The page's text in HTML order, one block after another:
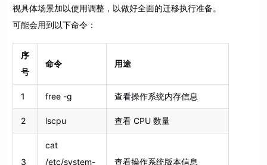
视具体场景加以使用调整，以做好全面的迁移执行准备。
可能会用到以下命令：
序
号
命令 用途
1 free -g 查看操作系统内存信息
2 lscpu 查看 CPU 数量
3
cat
/etc/system-
查看操作系统版本信息